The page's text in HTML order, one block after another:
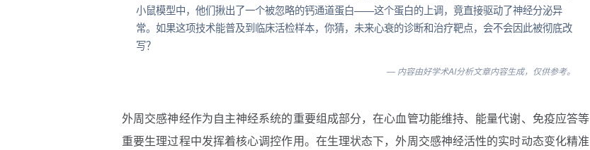
小鼠模型中，他们揪出了一个被忽略的钙通道蛋白——这个蛋白的上调，竟直接驱动了神经分泌异
常。如果这项技术能普及到临床活检样本，你猜，未来心衰的诊断和治疗靶点，会不会因此被彻底改
写？
— 内容由好学术AI分析文章内容生成，仅供参考。
外周交感神经作为自主神经系统的重要组成部分，在心血管功能维持、能量代谢、免疫应答等
重要生理过程中发挥着核心调控作用。在生理状态下，外周交感神经活性的实时动态变化精准